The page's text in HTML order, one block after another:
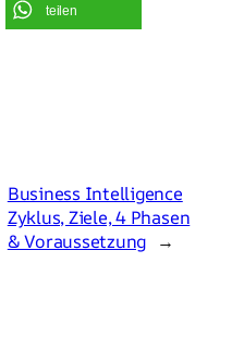
teilen
Business Intelligence
Zyklus, Ziele, 4 Phasen
& Voraussetzung →